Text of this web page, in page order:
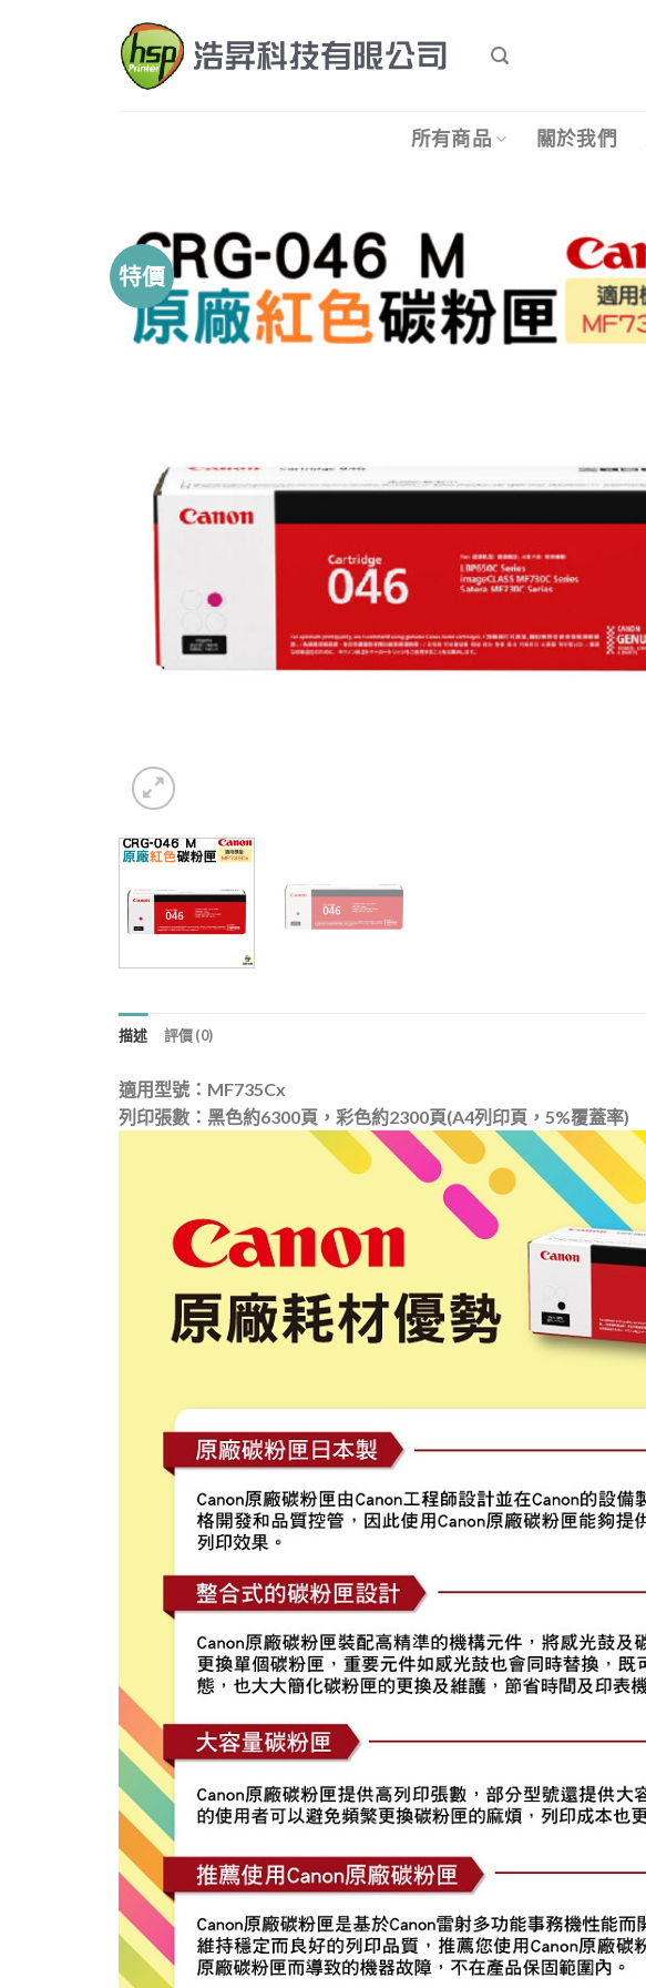
所有商品 關於我們
特價
描述 評價 (0)
適用型號：MF735Cx
列印張數：黑色約6300頁，彩色約2300頁(A4列印頁，5%覆蓋率)